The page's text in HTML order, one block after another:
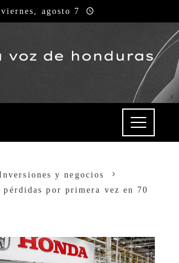
viernes, agosto 7
y negocios
pérdidas por primera vez en 70